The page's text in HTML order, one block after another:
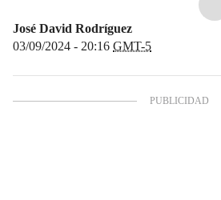
José David Rodríguez
03/09/2024 - 20:16 GMT-5